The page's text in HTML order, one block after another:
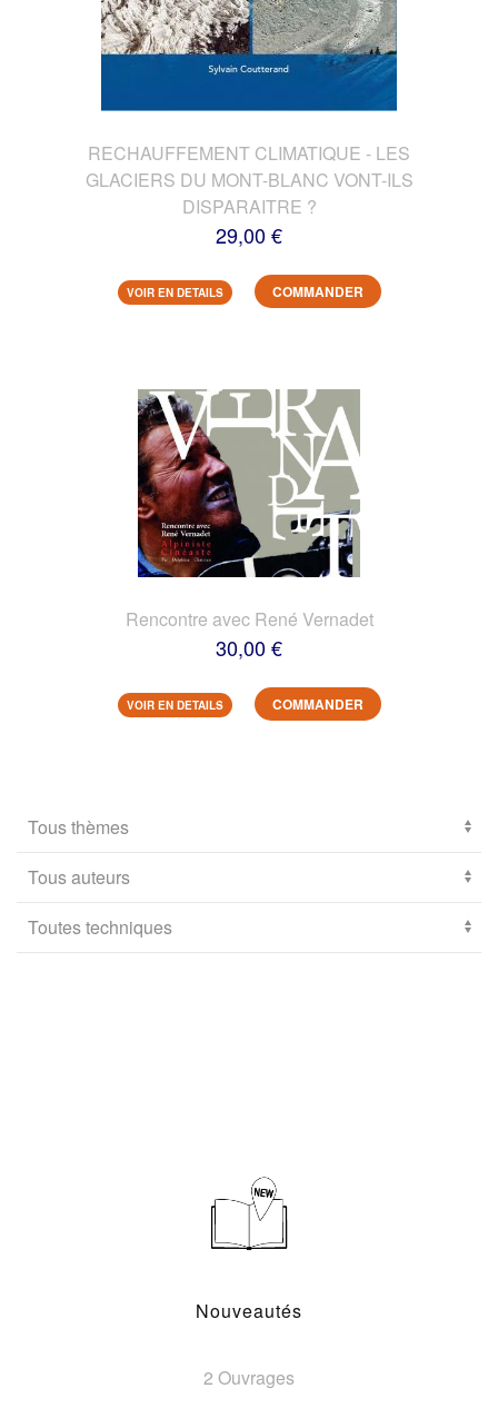
RECHAUFFEMENT CLIMATIQUE - LES
GLACIERS DU MONT-BLANC VONT-ILS
DISPARAITRE ?
29,00 €
VOIR EN DETAILS COMMANDER
Rencontre avec René Vernadet
30,00 €
VOIR EN DETAILS COMMANDER
Nouveautés
2 Ouvrages